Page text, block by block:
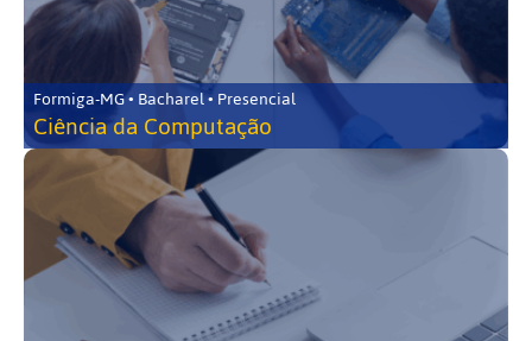
Formiga-MG • Bacharel • Presencial
Ciência da Computação